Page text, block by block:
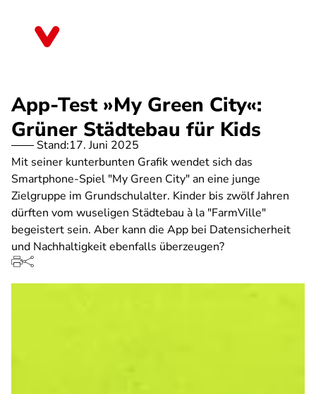
App-Test »My Green City«:
Grüner Städtebau für Kids
Stand:17. Juni 2025
Mit seiner kunterbunten Grafik wendet sich das
Smartphone-Spiel "My Green City" an eine junge
Zielgruppe im Grundschulalter. Kinder bis zwölf Jahren
dürften vom wuseligen Städtebau à la "FarmVille"
begeistert sein. Aber kann die App bei Datensicherheit
und Nachhaltigkeit ebenfalls überzeugen?